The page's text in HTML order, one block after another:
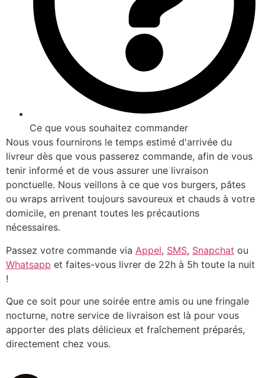
Ce que vous souhaitez commander
Nous vous fournirons le temps estimé d'arrivée du
livreur dès que vous passerez commande, afin de vous
tenir informé et de vous assurer une livraison
ponctuelle. Nous veillons à ce que vos burgers, pâtes
ou wraps arrivent toujours savoureux et chauds à votre
domicile, en prenant toutes les précautions
nécessaires.
Passez votre commande via Appel, SMS, Snapchat ou
Whatsapp et faites-vous livrer de 22h à 5h toute la nuit
!
Que ce soit pour une soirée entre amis ou une fringale
nocturne, notre service de livraison est là pour vous
apporter des plats délicieux et fraîchement préparés,
directement chez vous.